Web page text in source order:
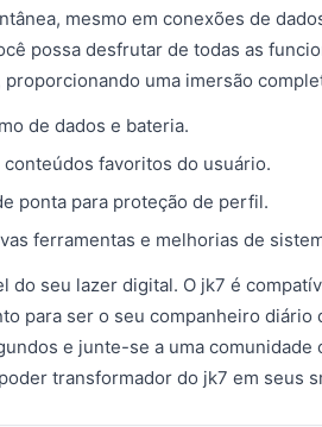
mesmo em conexões de
possa desfrutar de todas as
uma imersão
de dados e bateria.
favoritos do usuário.
ponta para proteção de perfil.
ferramentas e melhorias de
do seu lazer digital. O jk7 é
para ser o seu companheiro diário
e junte-se a uma comunidade
transformador do jk7 em seus